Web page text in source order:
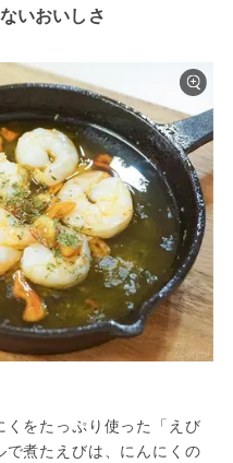
いおいしさ
をたっぷり使った「えび
煮たえびは、にんにくの